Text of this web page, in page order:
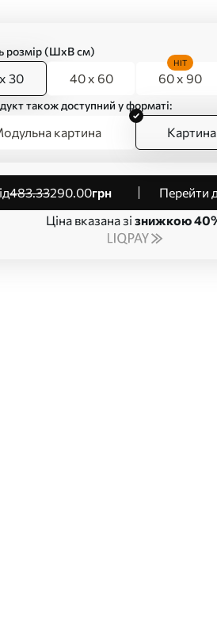
розмір (ШхВ см)
30 40 x 60 60 x 90
HIT
також доступний у форматі:
картина
від483.33290.00грн
Перейти
Ціна вказана зі знижкою